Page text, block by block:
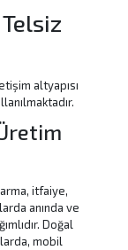
altyapısı
itfaiye,
anında ve
Doğal
mobil